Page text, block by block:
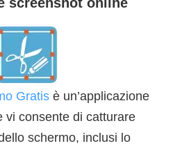
Gratisè un’applicazione
vi consente di catturare
schermo, inclusi lo